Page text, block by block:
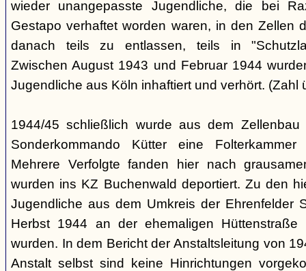
wieder unangepasste Jugendliche, die bei
Gestapo verhaftet worden waren, in den Zellen
danach teils zu entlassen, teils in
Zwischen August 1943 und Februar 1944
Jugendliche aus Köln inhaftiert und verhört. (Zahl
1944/45 schließlich wurde aus dem
Sonderkommando Kütter eine
Mehrere Verfolgte fanden hier nach
wurden ins KZ Buchenwald deportiert. Zu den
Jugendliche aus dem Umkreis der Ehrenfelder
Herbst 1944 an der ehemaligen Hüttenstraße
wurden. In dem Bericht der Anstaltsleitung von
Anstalt selbst sind keine Hinrichtungen